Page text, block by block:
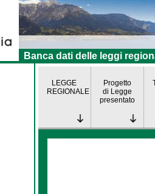
Banca dati delle leggi
LEGGE
REGIONALE
Progetto
di Legge
presentato